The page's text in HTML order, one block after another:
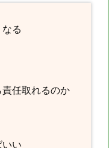
る
任取れるのか
い